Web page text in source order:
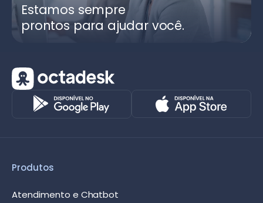
Estamos sempre
prontos para ajudar você.
Produtos
Atendimento e Chatbot